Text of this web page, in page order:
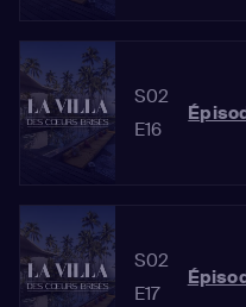
S02
E16
S02
E17